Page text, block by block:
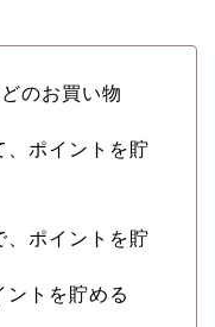
のお買い物
、ポイントを貯
、ポイントを貯
ントを貯める